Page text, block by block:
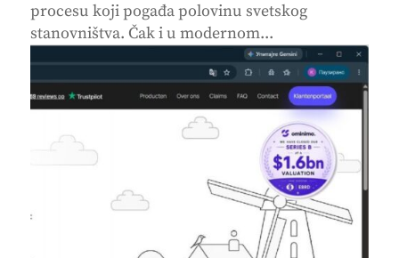
procesu koji pogađa polovinu svetskog
stanovništva. Čak i u modernom...